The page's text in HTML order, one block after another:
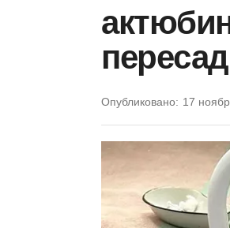
Опубликовано: 17